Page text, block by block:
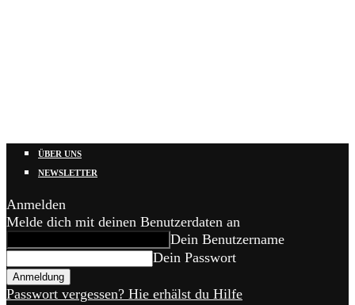
ÜBER UNS
NEWSLETTER
Anmelden
Melde dich mit deinen Benutzerdaten an
Dein Benutzername
Dein Passwort
Passwort vergessen? Hie erhälst du Hilfe